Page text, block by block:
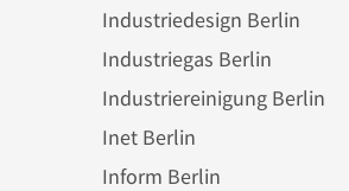
Industriedesign Berlin
Industriegas Berlin
Industriereinigung Berlin
Inet Berlin
Inform Berlin